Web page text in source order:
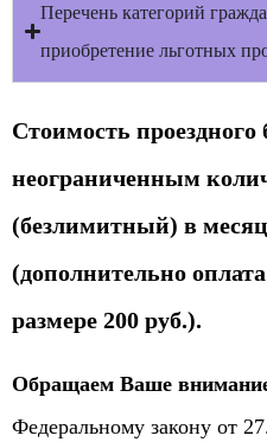
Перечень категорий
приобретение льготных
Стоимость проездного
неограниченным
(безлимитный) в месяц
(дополнительно
размере 200 руб.).
Обращаем Ваше
Федеральному закону от